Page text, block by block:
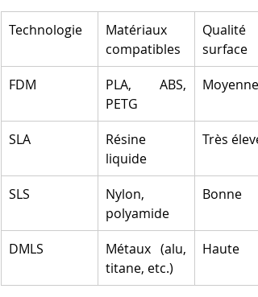
Technologie
Matériaux
compatibles
Qualité
surface
FDM
PLA, ABS,
PETG
Moyenne
SLA
Résine
liquide
Très
SLS
Nylon,
polyamide
Bonne
DMLS
Métaux (alu,
titane, etc.)
Haute